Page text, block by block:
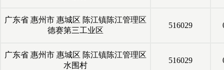
广东省 惠州市 惠城区 陈江镇陈江管理区
德赛第三工业区
516029
广东省 惠州市 惠城区 陈江镇陈江管理区
水围村
516029